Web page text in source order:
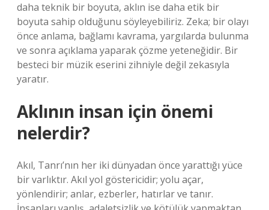
daha teknik bir boyuta, aklın ise daha etik bir
boyuta sahip olduğunu söyleyebiliriz. Zeka; bir olayı
önce anlama, bağlamı kavrama, yargılarda bulunma
ve sonra açıklama yaparak çözme yeteneğidir. Bir
besteci bir müzik eserini zihniyle değil zekasıyla
yaratır.
Aklının insan için önemi
nelerdir?
Akıl, Tanrı’nın her iki dünyadan önce yarattığı yüce
bir varlıktır. Akıl yol göstericidir; yolu açar,
yönlendirir; anlar, ezberler, hatırlar ve tanır.